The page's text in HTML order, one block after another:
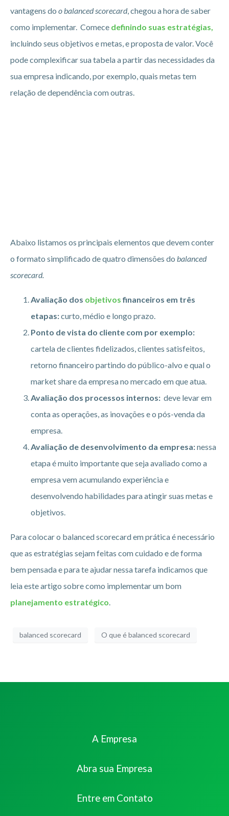
vantagens do o balanced scorecard, chegou a hora de saber
como implementar. Comece definindo suas estratégias,
incluindo seus objetivos e metas, e proposta de valor. Você
pode complexificar sua tabela a partir das necessidades da
sua empresa indicando, por exemplo, quais metas tem
relação de dependência com outras.
Abaixo listamos os principais elementos que devem conter
o formato simplificado de quatro dimensões do balanced
scorecard.
Avaliação dos objetivosfinanceiros em três
etapas:curto, médio e longo prazo.
Ponto de vista do cliente com por exemplo:
cartela de clientes fidelizados, clientes satisfeitos,
retorno financeiro partindo do público-alvo e qual o
market share da empresa no mercado em que atua.
Avaliação dos processos internos: deve levar em
conta as operações, as inovações e o pós-venda da
empresa.
Avaliação de desenvolvimento da empresa:nessa
etapa é muito importante que seja avaliado como a
empresa vem acumulando experiência e
desenvolvendo habilidades para atingir suas metas e
objetivos.
Para colocar o balanced scorecard em prática é necessário
que as estratégias sejam feitas com cuidado e de forma
bem pensada e para te ajudar nessa tarefa indicamos que
leia este artigo sobre como implementar um bom
planejamento estratégico.
balanced scorecard O que é balanced scorecard
A Empresa
Abra sua Empresa
Entre em Contato